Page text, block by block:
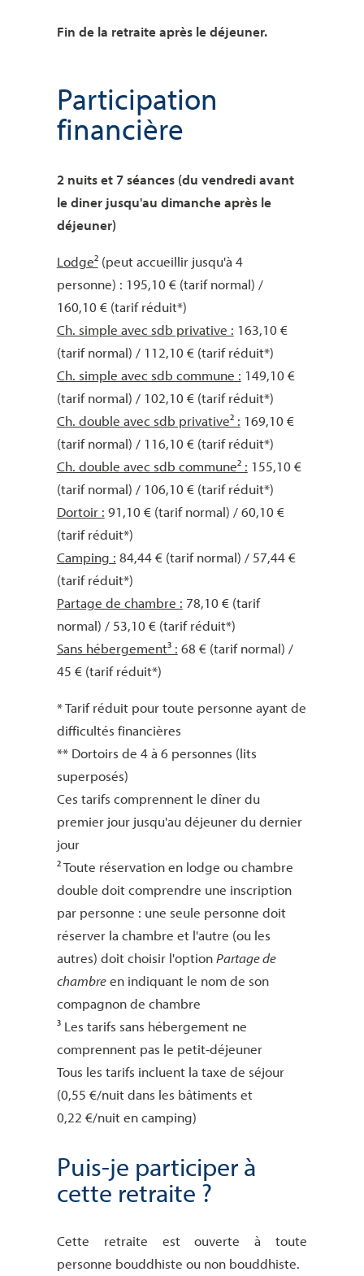
Fin de la retraite après le déjeuner.
Participation
financière
2 nuits et 7 séances (du vendredi avant
le diner jusqu'au dimanche après le
déjeuner)
Lodge²(peut accueillir jusqu'à 4
personne) : 195,10 € (tarif normal) /
160,10 € (tarif réduit*)
Ch. simple avec sdb privative : 163,10 €
(tarif normal) / 112,10 € (tarif réduit*)
Ch. simple avec sdb commune : 149,10 €
(tarif normal) / 102,10 € (tarif réduit*)
Ch. double avec sdb privative² : 169,10 €
(tarif normal) / 116,10 € (tarif réduit*)
Ch. double avec sdb commune² : 155,10 €
(tarif normal) / 106,10 € (tarif réduit*)
Dortoir : 91,10 € (tarif normal) / 60,10 €
(tarif réduit*)
Camping : 84,44 € (tarif normal) / 57,44 €
(tarif réduit*)
Partage de chambre : 78,10 € (tarif
normal) / 53,10 € (tarif réduit*)
Sans hébergement³ : 68 € (tarif normal) /
45 € (tarif réduit*)
* Tarif réduit pour toute personne ayant de
difficultés financières
** Dortoirs de 4 à 6 personnes (lits
superposés)
Ces tarifs comprennent le dîner du
premier jour jusqu'au déjeuner du dernier
jour
² Toute réservation en lodge ou chambre
double doit comprendre une inscription
par personne : une seule personne doit
réserver la chambre et l'autre (ou les
autres) doit choisir l'optionPartage de
chambreen indiquant le nom de son
compagnon de chambre
³ Les tarifs sans hébergement ne
comprennent pas le petit-déjeuner
Tous les tarifs incluent la taxe de séjour
(0,55 €/nuit dans les bâtiments et
0,22 €/nuit en camping)
Puis-je participer à
cette retraite ?
Cette retraite est ouverte à toute
personne bouddhiste ou non bouddhiste.